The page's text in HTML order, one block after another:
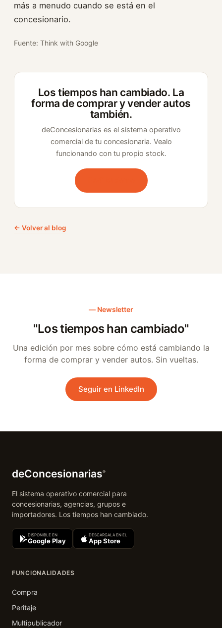
más a menudo cuando se está en el
concesionario.
Fuente: Think with Google
Los tiempos han cambiado. La
forma de comprar y vender autos
también.
deConcesionarias es el sistema operativo
comercial de tu concesionaria. Vealo
funcionando con tu propio stock.
← Volver al blog
Newsletter
"Los tiempos han cambiado"
Una edición por mes sobre cómo está cambiando la
forma de comprar y vender autos. Sin vueltas.
Seguir en LinkedIn
deConcesionarias®
El sistema operativo comercial para
concesionarias, agencias, grupos e
importadores. Los tiempos han cambiado.
DISPONIBLE EN
Google Play
DESCARGALA EN EL
App Store
FUNCIONALIDADES
Compra
Peritaje
Multipublicador